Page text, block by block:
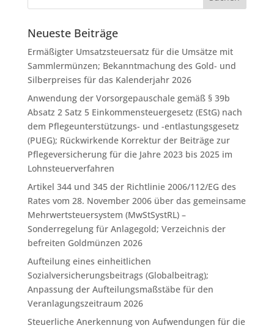
Neueste Beiträge
Ermäßigter Umsatzsteuersatz für die Umsätze mit
Sammlermünzen; Bekanntmachung des Gold- und
Silberpreises für das Kalenderjahr 2026
Anwendung der Vorsorgepauschale gemäß § 39b
Absatz 2 Satz 5 Einkommensteuergesetz (EStG) nach
dem Pflegeunterstützungs- und -entlastungsgesetz
(PUEG); Rückwirkende Korrektur der Beiträge zur
Pflegeversicherung für die Jahre 2023 bis 2025 im
Lohnsteuerverfahren
Artikel 344 und 345 der Richtlinie 2006/112/EG des
Rates vom 28. November 2006 über das gemeinsame
Mehrwertsteuersystem (MwStSystRL) –
Sonderregelung für Anlagegold; Verzeichnis der
befreiten Goldmünzen 2026
Aufteilung eines einheitlichen
Sozialversicherungsbeitrags (Globalbeitrag);
Anpassung der Aufteilungsmaßstäbe für den
Veranlagungszeitraum 2026
Steuerliche Anerkennung von Aufwendungen für die